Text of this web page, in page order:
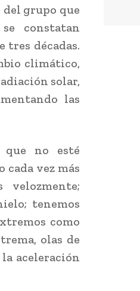
grupo que
constatan
tres décadas.
climático,
solar,
las
no esté
cada vez más
tenemos
como
olas de
aceleración